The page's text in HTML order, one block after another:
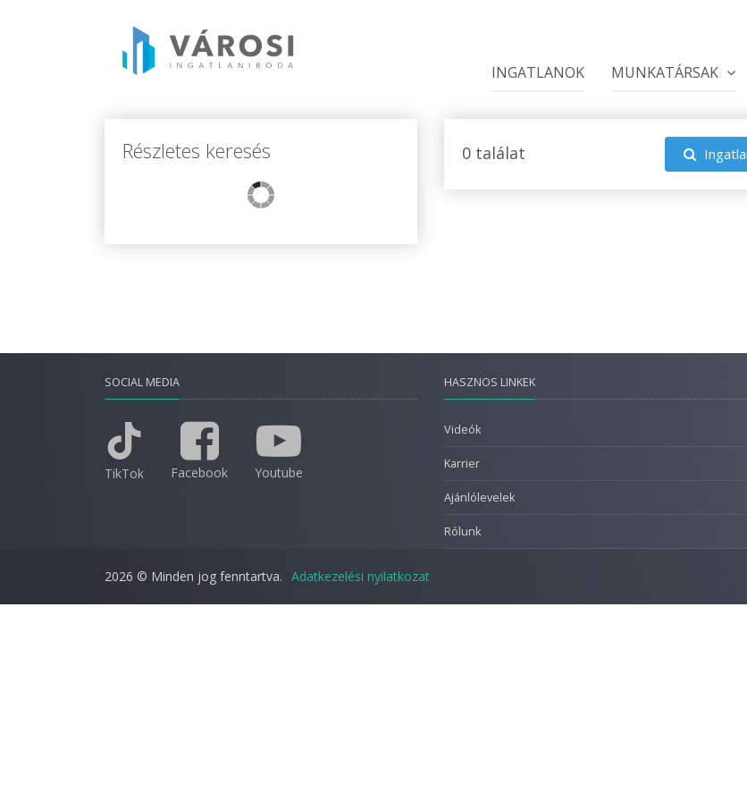
INGATLANOK MUNKATÁRSAK
Részletes keresés 0 találat
SOCIAL MEDIA
TikTok Facebook Youtube
HASZNOS LINKEK
Videók
Karrier
Ajánlólevelek
Rólunk
2026 © Minden jog fenntartva. Adatkezelési nyilatkozat